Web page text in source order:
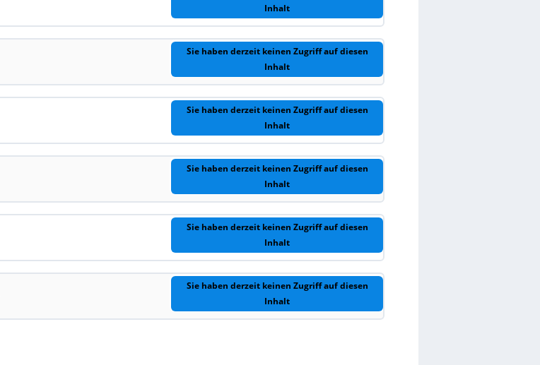
Inhalt
Sie haben derzeit keinen Zugriff auf diesen
Inhalt
Sie haben derzeit keinen Zugriff auf diesen
Inhalt
Sie haben derzeit keinen Zugriff auf diesen
Inhalt
Sie haben derzeit keinen Zugriff auf diesen
Inhalt
Sie haben derzeit keinen Zugriff auf diesen
Inhalt